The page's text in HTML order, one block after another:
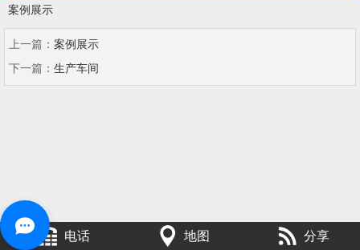
案例展示
上一篇： 案例展示
下一篇： 生产车间
电话 地图 分享